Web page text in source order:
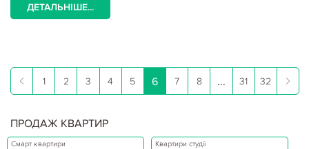
ДЕТАЛЬНІШЕ...
1 2 3 4 5 6 7 8 ... 31 32
ПРОДАЖ КВАРТИР
Смарт квартири Квартири студії